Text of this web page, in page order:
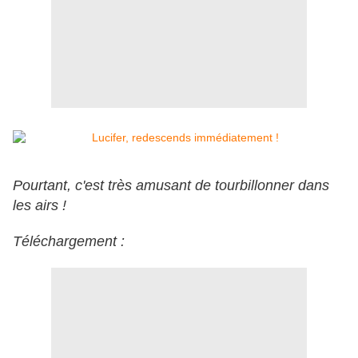
Pourtant, c'est très amusant de tourbillonner dans
les airs !
Téléchargement :